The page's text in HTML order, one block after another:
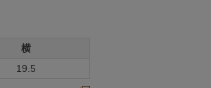
横
19.5